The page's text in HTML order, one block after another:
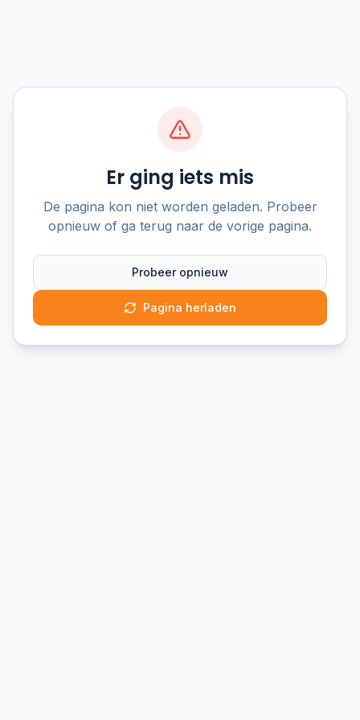
Er ging iets mis
De pagina kon niet worden geladen. Probeer
opnieuw of ga terug naar de vorige pagina.
Probeer opnieuw
Pagina herladen